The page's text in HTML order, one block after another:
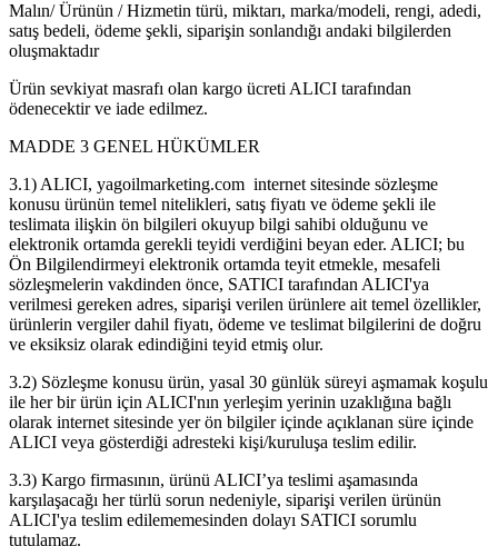
Malın/ Ürünün / Hizmetin türü, miktarı, marka/modeli, rengi, adedi,
satış bedeli, ödeme şekli, siparişin sonlandığı andaki bilgilerden
oluşmaktadır
Ürün sevkiyat masrafı olan kargo ücreti ALICI tarafından
ödenecektir ve iade edilmez.
MADDE 3 GENEL HÜKÜMLER
3.1) ALICI, yagoilmarketing.com internet sitesinde sözleşme
konusu ürünün temel nitelikleri, satış fiyatı ve ödeme şekli ile
teslimata ilişkin ön bilgileri okuyup bilgi sahibi olduğunu ve
elektronik ortamda gerekli teyidi verdiğini beyan eder. ALICI; bu
Ön Bilgilendirmeyi elektronik ortamda teyit etmekle, mesafeli
sözleşmelerin vakdinden önce, SATICI tarafından ALICI'ya
verilmesi gereken adres, siparişi verilen ürünlere ait temel özellikler,
ürünlerin vergiler dahil fiyatı, ödeme ve teslimat bilgilerini de doğru
ve eksiksiz olarak edindiğini teyid etmiş olur.
3.2) Sözleşme konusu ürün, yasal 30 günlük süreyi aşmamak koşulu
ile her bir ürün için ALICI'nın yerleşim yerinin uzaklığına bağlı
olarak internet sitesinde yer ön bilgiler içinde açıklanan süre içinde
ALICI veya gösterdiği adresteki kişi/kuruluşa teslim edilir.
3.3) Kargo firmasının, ürünü ALICI’ya teslimi aşamasında
karşılaşacağı her türlü sorun nedeniyle, siparişi verilen ürünün
ALICI'ya teslim edilememesinden dolayı SATICI sorumlu
tutulamaz.